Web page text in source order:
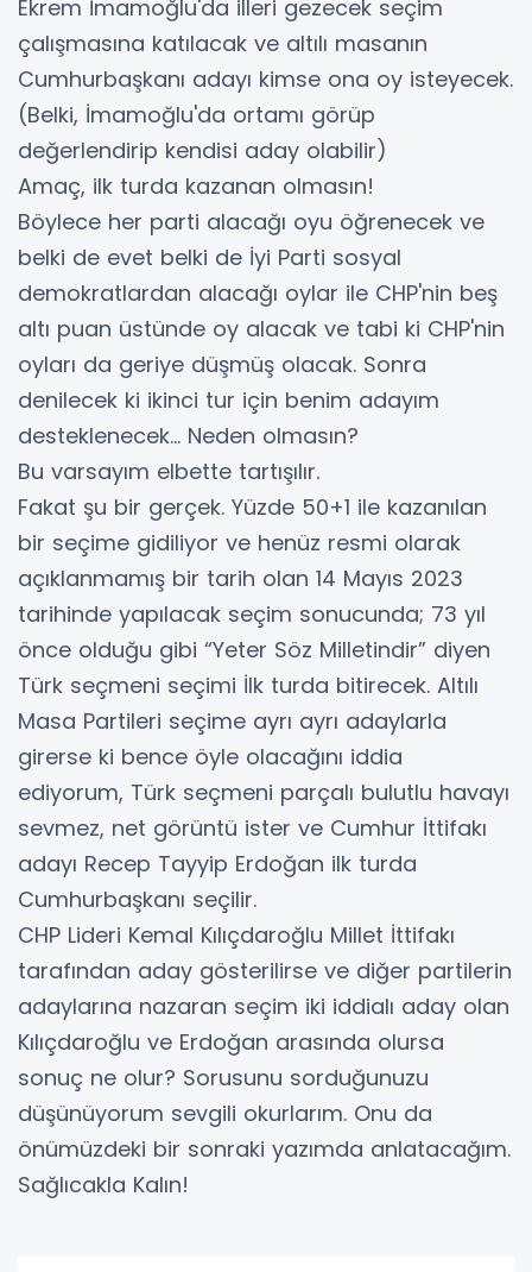
Ekrem İmamoğlu'da illeri gezecek seçim
çalışmasına katılacak ve altılı masanın
Cumhurbaşkanı adayı kimse ona oy isteyecek.
(Belki, İmamoğlu'da ortamı görüp
değerlendirip kendisi aday olabilir)
Amaç, ilk turda kazanan olmasın!
Böylece her parti alacağı oyu öğrenecek ve
belki de evet belki de İyi Parti sosyal
demokratlardan alacağı oylar ile CHP'nin beş
altı puan üstünde oy alacak ve tabi ki CHP'nin
oyları da geriye düşmüş olacak. Sonra
denilecek ki ikinci tur için benim adayım
desteklenecek… Neden olmasın?
Bu varsayım elbette tartışılır.
Fakat şu bir gerçek. Yüzde 50+1 ile kazanılan
bir seçime gidiliyor ve henüz resmi olarak
açıklanmamış bir tarih olan 14 Mayıs 2023
tarihinde yapılacak seçim sonucunda; 73 yıl
önce olduğu gibi “Yeter Söz Milletindir” diyen
Türk seçmeni seçimi İlk turda bitirecek. Altılı
Masa Partileri seçime ayrı ayrı adaylarla
girerse ki bence öyle olacağını iddia
ediyorum, Türk seçmeni parçalı bulutlu havayı
sevmez, net görüntü ister ve Cumhur İttifakı
adayı Recep Tayyip Erdoğan ilk turda
Cumhurbaşkanı seçilir.
CHP Lideri Kemal Kılıçdaroğlu Millet İttifakı
tarafından aday gösterilirse ve diğer partilerin
adaylarına nazaran seçim iki iddialı aday olan
Kılıçdaroğlu ve Erdoğan arasında olursa
sonuç ne olur? Sorusunu sorduğunuzu
düşünüyorum sevgili okurlarım. Onu da
önümüzdeki bir sonraki yazımda anlatacağım.
Sağlıcakla Kalın!